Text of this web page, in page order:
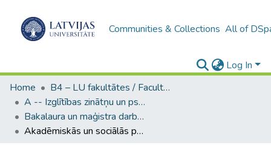
Communities & Collections All of
Log In
Home
B4 – LU fakultātes / Faculties of the UL
A -- Izglītības zinātņu un psiholoģijas fakultāte / Faculty of Education Sciences and Psychology
Bakalaura un maģistra darbi (PPMF) / Bachelor's and Master's theses
Akadēmiskās un sociālās pašefektivitātes saistība ar pusaudža (11-14 gadi) pašcieņu